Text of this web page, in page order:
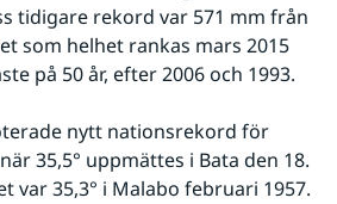
tidigare rekord var 571 mm från
som helhet rankas mars 2015
på 50 år, efter 2006 och 1993.
nytt nationsrekord för
35,5° uppmättes i Bata den 18.
var 35,3° i Malabo februari 1957.